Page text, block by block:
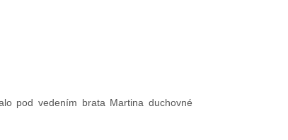
pod vedením brata Martina duchovné